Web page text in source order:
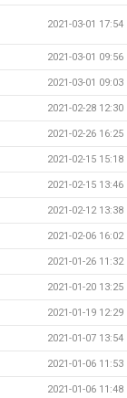
2021-03-01 17:54
2021-03-01 09:56
2021-03-01 09:03
2021-02-28 12:30
2021-02-26 16:25
2021-02-15 15:18
2021-02-15 13:46
2021-02-12 13:38
2021-02-06 16:02
2021-01-26 11:32
2021-01-20 13:25
2021-01-19 12:29
2021-01-07 13:54
2021-01-06 11:53
2021-01-06 11:48